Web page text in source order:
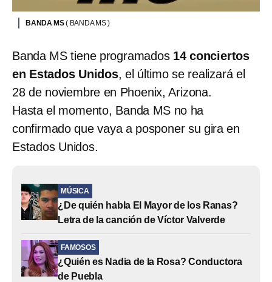
BANDA MS( BANDA MS )
Banda MS tiene programados 14 conciertos
en Estados Unidos, el último se realizará el
28 de noviembre en Phoenix, Arizona.
Hasta el momento, Banda MS no ha
confirmado que vaya a posponer su gira en
Estados Unidos.
MÚSICA
¿De quién habla El Mayor de los Ranas?
Letra de la canción de Víctor Valverde
FAMOSOS
¿Quién es Nadia de la Rosa? Conductora
de Puebla